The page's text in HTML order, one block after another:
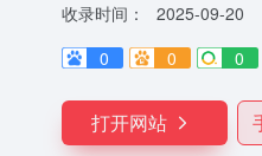
收录时间：
2025-09-20
0
0 0
打开网站